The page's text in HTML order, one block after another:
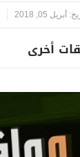
أبريل 05, 2018
أخرى